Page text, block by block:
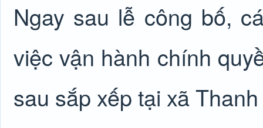
Ngay sau lễ công bố,
việc vận hành chính
sau sắp xếp tại xã